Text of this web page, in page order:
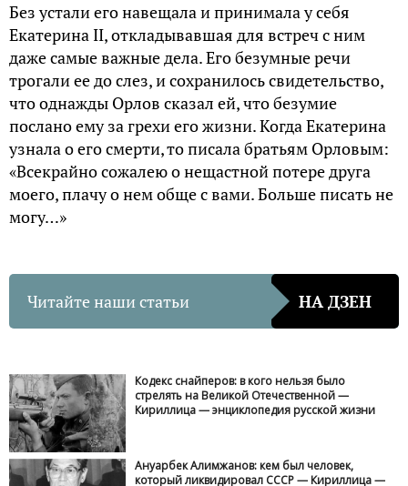
Без устали его навещала и принимала у себя
Екатерина ІІ, откладывавшая для встреч с ним
даже самые важные дела. Его безумные речи
трогали ее до слез, и сохранилось свидетельство,
что однажды Орлов сказал ей, что безумие
послано ему за грехи его жизни. Когда Екатерина
узнала о его смерти, то писала братьям Орловым:
«Всекрайно сожалею о нещастной потере друга
моего, плачу о нем обще с вами. Больше писать не
могу…»
Читайте наши статьи НА ДЗЕН
Кодекс снайперов: в кого нельзя было
стрелять на Великой Отечественной —
Кириллица — энциклопедия русской жизни
Ануарбек Алимжанов: кем был человек,
который ликвидировал СССР — Кириллица —